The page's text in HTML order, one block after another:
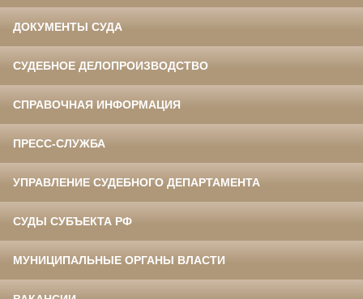
ДОКУМЕНТЫ СУДА
СУДЕБНОЕ ДЕЛОПРОИЗВОДСТВО
СПРАВОЧНАЯ ИНФОРМАЦИЯ
ПРЕСС-СЛУЖБА
УПРАВЛЕНИЕ СУДЕБНОГО ДЕПАРТАМЕНТА
СУДЫ СУБЪЕКТА РФ
МУНИЦИПАЛЬНЫЕ ОРГАНЫ ВЛАСТИ